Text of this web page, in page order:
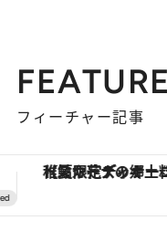
FEATURE
フィーチャー記事
ヴァシュロン・コンスタンタン「オーヴァーシーズ・オート